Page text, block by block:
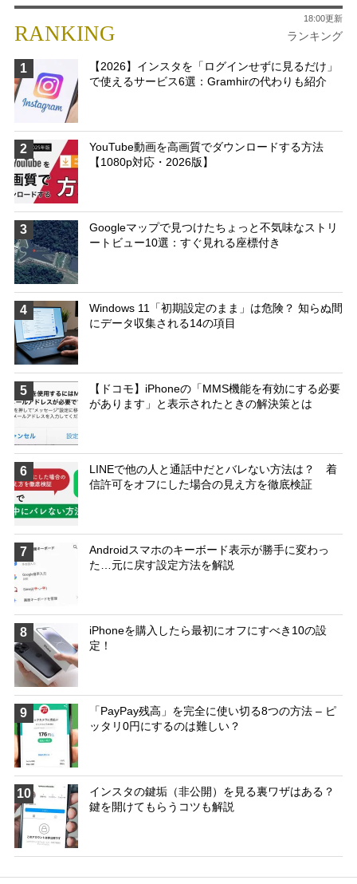
RANKING ランキング
18:00更新
1
【2026】インスタを「ログインせずに見るだけ」
で使えるサービス6選：Gramhirの代わりも紹介
2
YouTube動画を高画質でダウンロードする方法
【1080p対応・2026版】
3
Googleマップで見つけたちょっと不気味なストリ
ートビュー10選：すぐ見れる座標付き
4
Windows 11「初期設定のまま」は危険？ 知らぬ間
にデータ収集される14の項目
5
【ドコモ】iPhoneの「MMS機能を有効にする必要
があります」と表示されたときの解決策とは
6
LINEで他の人と通話中だとバレない方法は？ 着
信許可をオフにした場合の見え方を徹底検証
7
Androidスマホのキーボード表示が勝手に変わっ
た…元に戻す設定方法を解説
8
iPhoneを購入したら最初にオフにすべき10の設
定！
9
「PayPay残高」を完全に使い切る8つの方法 – ピ
ッタリ0円にするのは難しい？
10
インスタの鍵垢（非公開）を見る裏ワザはある？
鍵を開けてもらうコツも解説